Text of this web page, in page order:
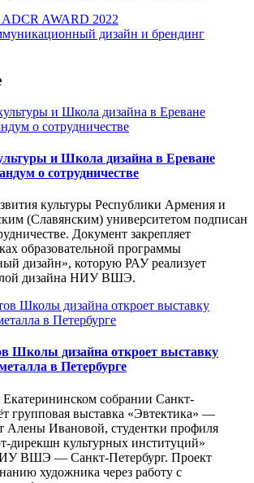
AWARD 2022
дизайн и брендинг
и Школа дизайна в Ереване
о сотрудничестве
культуры Республики Армения и
(Славянским) университетом подписан
Документ закрепляет
образовательной программы
дизайн», которую РАУ реализует
дизайна НИУ ВШЭ.
Школы дизайна откроет выставку
в Петербурге
собрании Санкт-
групповая выставка «Эвтектика» —
Алены Ивановой, студентки профиля
дирекшн культурных институций»
ВШЭ — Санкт-Петербург. Проект
художника через работу с